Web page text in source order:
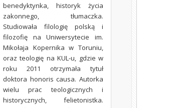
benedyktynka, historyk życia
zakonnego, tłumaczka.
Studiowała filologię polską i
filozofię na Uniwersytecie im.
Mikołaja Kopernika w Toruniu,
oraz teologię na KUL-u, gdzie w
roku 2011 otrzymała tytuł
doktora honoris causa. Autorka
wielu prac teologicznych i
historycznych, felietonistka.